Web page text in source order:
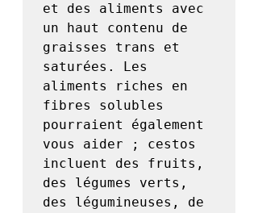
et des aliments avec
un haut contenu de
graisses trans et
saturées. Les
aliments riches en
fibres solubles
pourraient également
vous aider ; cestos
incluent des fruits,
des légumes verts,
des légumineuses, de